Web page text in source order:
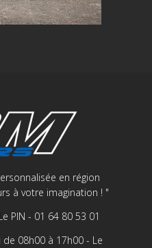
en région
à votre imagination ! "
PIN - 01 64 80 53 01
08h00 à 17h00 - Le